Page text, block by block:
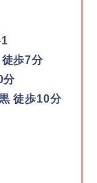
歩7分
徒歩10分